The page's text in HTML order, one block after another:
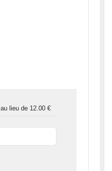
au lieu de 12.00 €